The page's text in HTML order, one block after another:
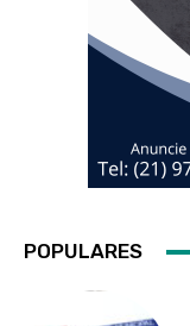
POPULARES